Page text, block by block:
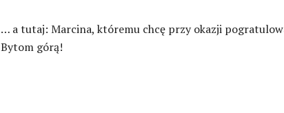
… a tutaj: Marcina, któremu chcę przy okazji
Bytom górą!